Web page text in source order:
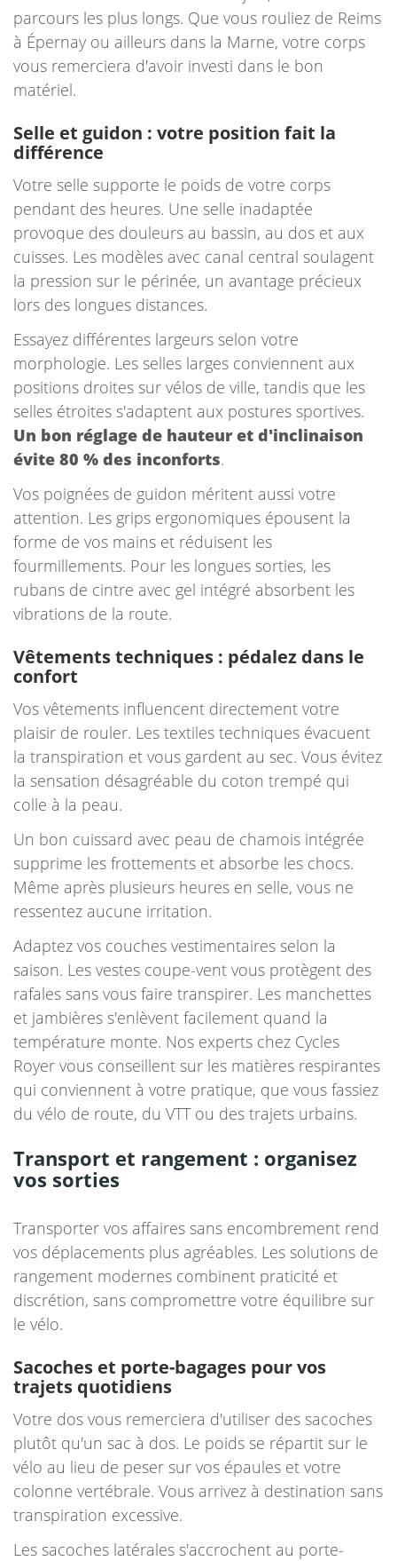
parcours les plus longs. Que vous rouliez de Reims
à Épernay ou ailleurs dans la Marne, votre corps
vous remerciera d'avoir investi dans le bon
matériel.
Selle et guidon : votre position fait la
différence
Votre selle supporte le poids de votre corps
pendant des heures. Une selle inadaptée
provoque des douleurs au bassin, au dos et aux
cuisses. Les modèles avec canal central soulagent
la pression sur le périnée, un avantage précieux
lors des longues distances.
Essayez différentes largeurs selon votre
morphologie. Les selles larges conviennent aux
positions droites sur vélos de ville, tandis que les
selles étroites s'adaptent aux postures sportives.
Un bon réglage de hauteur et d'inclinaison
évite 80 % des inconforts.
Vos poignées de guidon méritent aussi votre
attention. Les grips ergonomiques épousent la
forme de vos mains et réduisent les
fourmillements. Pour les longues sorties, les
rubans de cintre avec gel intégré absorbent les
vibrations de la route.
Vêtements techniques : pédalez dans le
confort
Vos vêtements influencent directement votre
plaisir de rouler. Les textiles techniques évacuent
la transpiration et vous gardent au sec. Vous évitez
la sensation désagréable du coton trempé qui
colle à la peau.
Un bon cuissard avec peau de chamois intégrée
supprime les frottements et absorbe les chocs.
Même après plusieurs heures en selle, vous ne
ressentez aucune irritation.
Adaptez vos couches vestimentaires selon la
saison. Les vestes coupe-vent vous protègent des
rafales sans vous faire transpirer. Les manchettes
et jambières s'enlèvent facilement quand la
température monte. Nos experts chez Cycles
Royer vous conseillent sur les matières respirantes
qui conviennent à votre pratique, que vous fassiez
du vélo de route, du VTT ou des trajets urbains.
Transport et rangement : organisez
vos sorties
Transporter vos affaires sans encombrement rend
vos déplacements plus agréables. Les solutions de
rangement modernes combinent praticité et
discrétion, sans compromettre votre équilibre sur
le vélo.
Sacoches et porte-bagages pour vos
trajets quotidiens
Votre dos vous remerciera d'utiliser des sacoches
plutôt qu'un sac à dos. Le poids se répartit sur le
vélo au lieu de peser sur vos épaules et votre
colonne vertébrale. Vous arrivez à destination sans
transpiration excessive.
Les sacoches latérales s'accrochent au porte-